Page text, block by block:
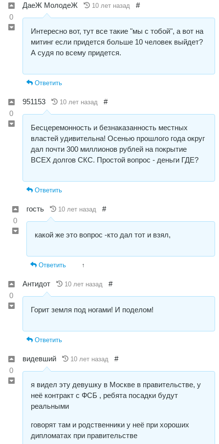
0
ДаеЖ МолодеЖ 10 лет назад #
Интересно вот, тут все такие "мы с тобой", а вот на
митинг если придется больше 10 человек выйдет?
А судя по всему придется.
Ответить
0
951153 10 лет назад #
Бесцеремонность и безнаказанность местных
властей удивительна! Осенью прошлого года округ
дал почти 300 миллионов рублей на покрытие
ВСЕХ долгов СКС. Простой вопрос - деньги ГДЕ?
Ответить
0
гость 10 лет назад #
какой же это вопрос -кто дал тот и взял,
Ответить ↑
0
Антидот 10 лет назад #
Горит земля под ногами! И поделом!
Ответить
0
видевший 10 лет назад #
я видел эту девушку в Москве в правительстве, у
неё контракт с ФСБ , ребята посадки будут
реальными
говорят там и родственники у неё при хороших
дипломатах при правительстве